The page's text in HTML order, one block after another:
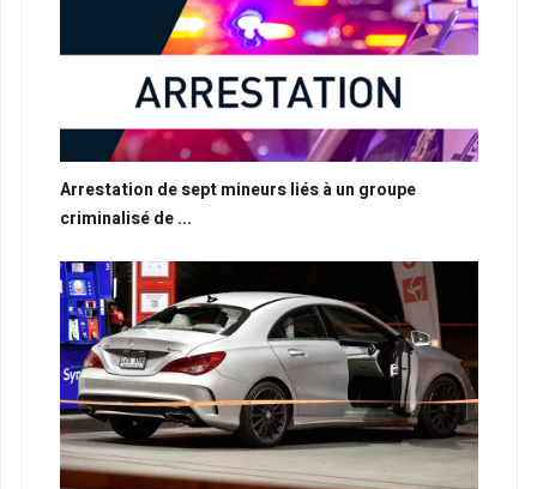
Arrestation de sept mineurs liés à un groupe
criminalisé de ...